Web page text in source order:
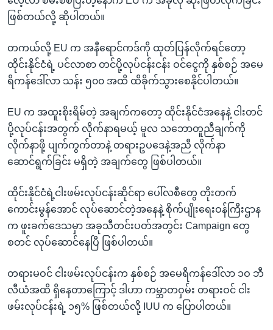
ဖြစ်တယ်လို့ ဆိုပါတယ်။
တကယ်လို့ EU က အနီရောင်ကဒ်ကို ထုတ်ပြန်လိုက်ရင်တော့
ထိုင်းနိုင်ငံရဲ့ ပင်လာစာ တင်ပို့လုပ်ငန်းငန်း ဝင်ငွေကို နှစ်စဉ် အမေ
ရိကန်ဒေါ်လာ သန်း ၅၀၀ အထိ ထိခိုက်သွားစေနိုင်ပါတယ်။
EU က အထူးစိုးရိမ်တဲ့ အချက်ကတော့ ထိုင်းနိုင်ငံအနေနဲ့ ငါးတင်
ပို့လုပ်ငန်းအတွက် လိုက်နာရမယ့် မူလ သဘောတူညီချက်ကို
လိုက်နာဖို့ ပျက်ကွက်တာနဲ့ တရားဥပဒေနဲ့အညီ လိုက်နာ
ဆောင်ရွက်ခြင်း မရှိတဲ့ အချက်တွေ ဖြစ်ပါတယ်။
ထိုင်းနိုင်ငံရဲ့ငါးဖမ်းလုပ်ငန်းဆိုင်ရာ ပေါ်လစီတွေ တိုးတက်
ကောင်းမွန်အောင် လုပ်ဆောင်တဲ့အနေနဲ့ စိုက်ပျိုးရေးဝန်ကြီးဌာန
က ဖူးခက်ဒေသမှာ အခုသီတင်းပတ်အတွင်း Campaign တွေ
စတင် လုပ်ဆောင်နေပြီ ဖြစ်ပါတယ်။
တရားမဝင် ငါးဖမ်းလုပ်ငန်းက နှစ်စဉ် အမေရိကန်ဒေါ်လာ ၁ဝ ဘီ
လီယံအထိ ရှိနေတာကြောင့် ဒါဟာ ကမ္ဘာတဝှမ်း တရားဝင် ငါး
ဖမ်းလုပ်ငန်းရဲ့ ၁၅% ဖြစ်တယ်လို့ IUU က ပြောပါတယ်။